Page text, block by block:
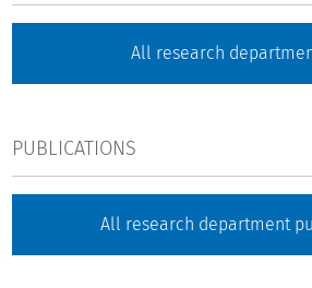
All research
PUBLICATIONS
All research department